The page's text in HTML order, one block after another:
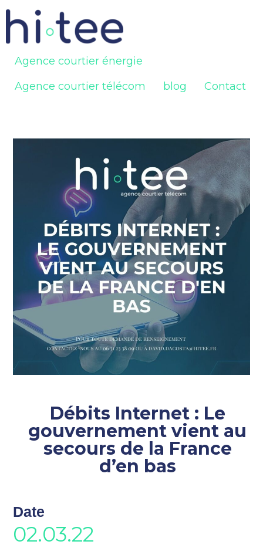
Agence courtier énergie
Agence courtier télécom
blog Contact
Débits Internet : Le
gouvernement vient au
secours de la France
d’en bas
Date
02.03.22